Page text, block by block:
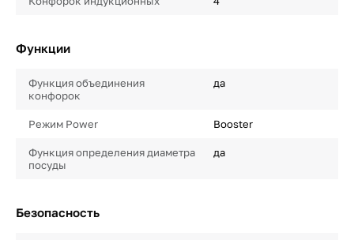
Функции
Функция объединения
конфорок
да
Режим Power Booster
Функция определения диаметра
посуды
да
Безопасность